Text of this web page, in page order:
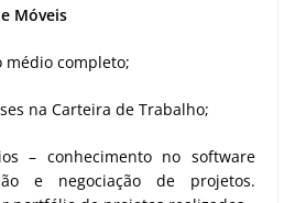
Móveis
médio completo;
na Carteira de Trabalho;
– conhecimento no software
e negociação de projetos.